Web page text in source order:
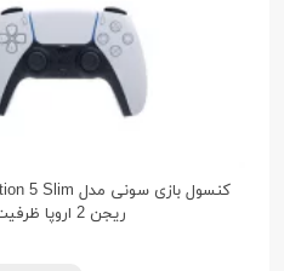
ریجن 2 اروپا ظرفیت 825 گیگابایت